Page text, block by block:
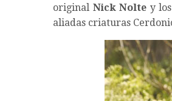
original Nick Nolte y
aliadas criaturas